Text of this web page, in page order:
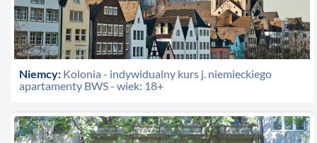
Niemcy: Kolonia - indywidualny kurs j. niemieckiego
apartamenty BWS - wiek: 18+